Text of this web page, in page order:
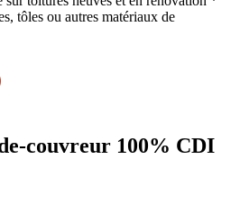
tôles ou autres matériaux de
couvreur 100% CDI